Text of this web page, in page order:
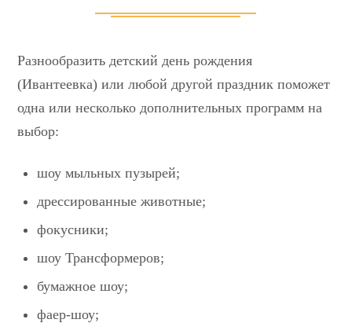
Разнообразить детский день рождения
(Ивантеевка) или любой другой праздник поможет
одна или несколько дополнительных программ на
выбор:
шоу мыльных пузырей;
дрессированные животные;
фокусники;
шоу Трансформеров;
бумажное шоу;
фаер-шоу;